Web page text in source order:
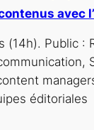
avec
(14h). Public :
éditoriales